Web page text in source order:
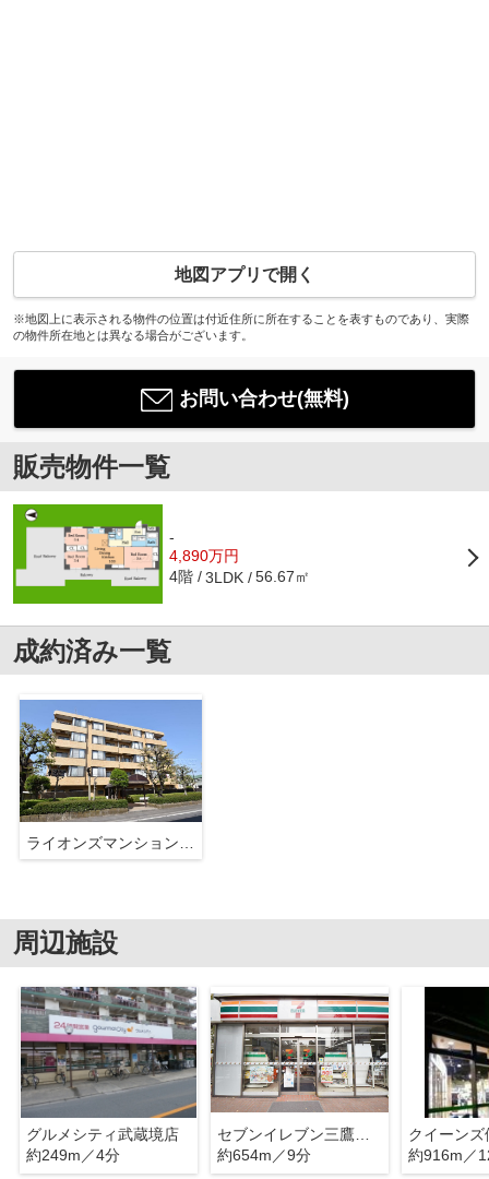
地図アプリで開く
※地図上に表示される物件の位置は付近住所に所在することを表すものであり、実際
の物件所在地とは異なる場合がございます。
お問い合わせ(無料)
販売物件一覧
-
4,890万円
4階 3LDK 56.67㎡
成約済み一覧
周辺施設
グルメシティ武蔵境店
約249m／4分
セブンイレブン三鷹井口３丁目
約654m／9分
約916m／